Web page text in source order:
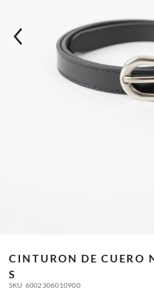
CINTURON DE CUERO
S
SKU 6002306010900